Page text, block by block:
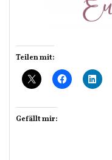
Teilen mit:
Gefällt mir: